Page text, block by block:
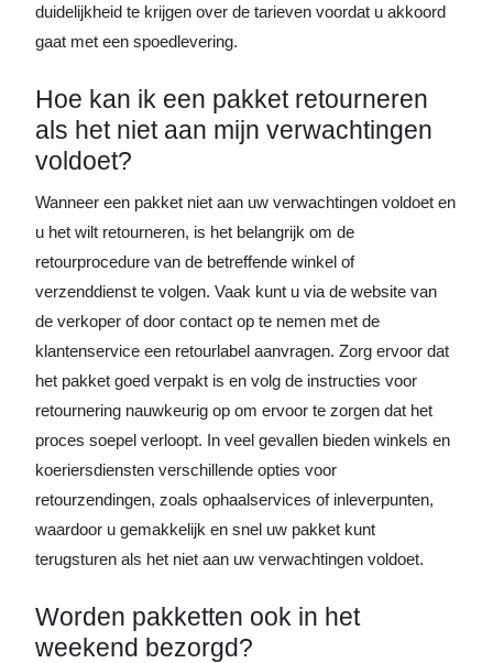
duidelijkheid te krijgen over de tarieven voordat u akkoord
gaat met een spoedlevering.
Hoe kan ik een pakket retourneren
als het niet aan mijn verwachtingen
voldoet?
Wanneer een pakket niet aan uw verwachtingen voldoet en
u het wilt retourneren, is het belangrijk om de
retourprocedure van de betreffende winkel of
verzenddienst te volgen. Vaak kunt u via de website van
de verkoper of door contact op te nemen met de
klantenservice een retourlabel aanvragen. Zorg ervoor dat
het pakket goed verpakt is en volg de instructies voor
retournering nauwkeurig op om ervoor te zorgen dat het
proces soepel verloopt. In veel gevallen bieden winkels en
koeriersdiensten verschillende opties voor
retourzendingen, zoals ophaalservices of inleverpunten,
waardoor u gemakkelijk en snel uw pakket kunt
terugsturen als het niet aan uw verwachtingen voldoet.
Worden pakketten ook in het
weekend bezorgd?